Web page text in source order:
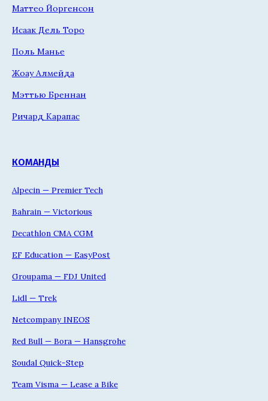
Маттео Йоргенсон
Исаак Дель Торо
Поль Манье
Жоау Алмейда
Мэттью Бреннан
Ричард Карапас
КОМАНДЫ
Alpecin — Premier Tech
Bahrain — Victorious
Decathlon CMA CGM
EF Education — EasyPost
Groupama — FDJ United
Lidl — Trek
Netcompany INEOS
Red Bull — Bora — Hansgrohe
Soudal Quick-Step
Team Visma — Lease a Bike